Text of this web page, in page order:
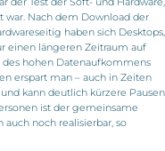
Nach dem Download der
haben sich Desktops,
einen längeren Zeitraum auf
hohen Datenaufkommens
erspart man – auch in Zeiten
kann deutlich kürzere Pausen
ist der gemeinsame
noch realisierbar, so